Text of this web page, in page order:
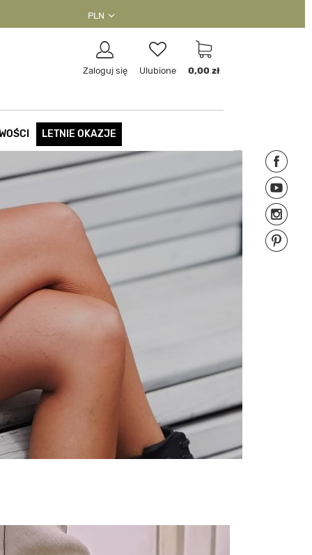
PLN
Zaloguj się Ulubione 0,00 zł
LETNIE OKAZJE